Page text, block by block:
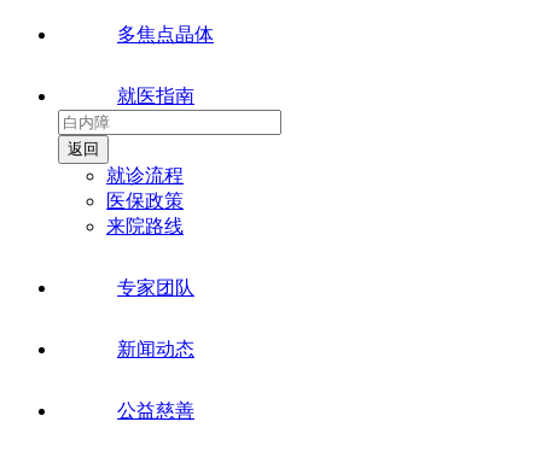
多焦点晶体
就医指南
就诊流程
医保政策
来院路线
专家团队
新闻动态
公益慈善